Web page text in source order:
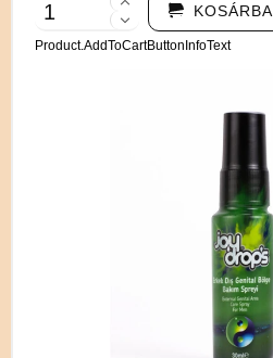
KOSÁRBA
Product.AddToCartButtonInfoText